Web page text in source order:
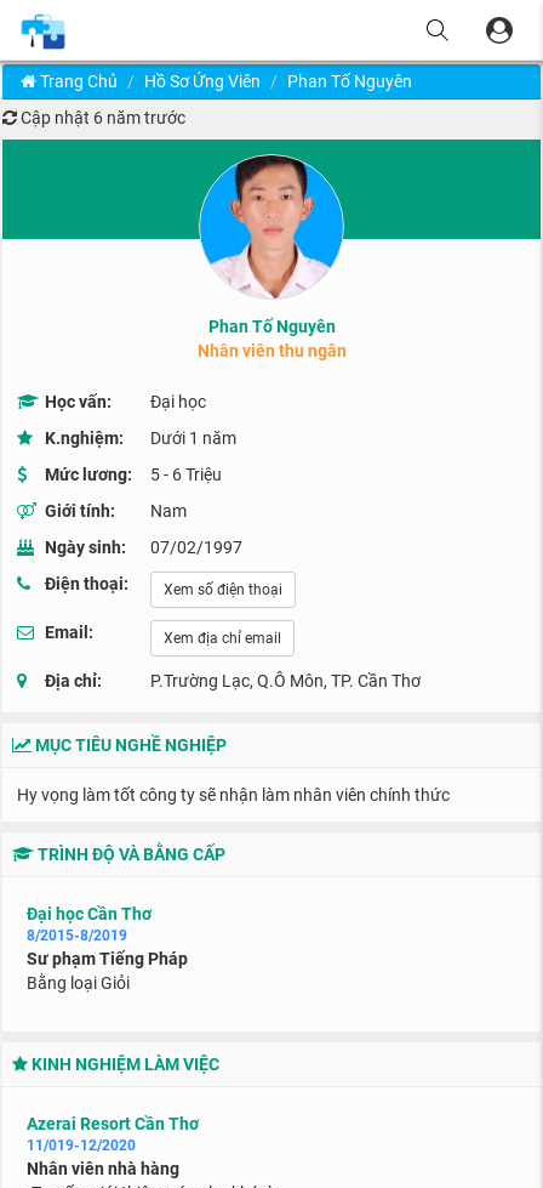
Trang Chủ Hồ Sơ Ứng Viên
Phan Tố Nguyên
Cập nhật 6 năm trước
Phan Tố Nguyên
Nhân viên thu ngân
Học vấn:
Đại học
K.nghiệm:
Dưới 1 năm
Mức lương:
5 - 6 Triệu
Giới tính:
Nam
Ngày sinh:
07/02/1997
Điện thoại:
Xem số điện thoại
Email: Xem địa chỉ email
Địa chỉ: P.Trường Lạc, Q.Ô Môn, TP. Cần Thơ
MỤC TIÊU NGHỀ NGHIỆP
Hy vọng làm tốt công ty sẽ nhận làm nhân viên chính thức
TRÌNH ĐỘ VÀ BẰNG CẤP
Đại học Cần Thơ
8/2015-8/2019
Sư phạm Tiếng Pháp
Bằng loại Giỏi
KINH NGHIỆM LÀM VIỆC
Azerai Resort Cần Thơ
11/019-12/2020
Nhân viên nhà hàng